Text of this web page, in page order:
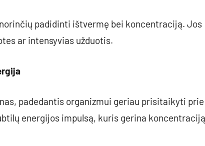
padidinti ištvermę bei koncentraciją. Jos
ar intensyvias užduotis.
padedantis organizmui geriau prisitaikyti prie
energijos impulsą, kuris gerina koncentraciją